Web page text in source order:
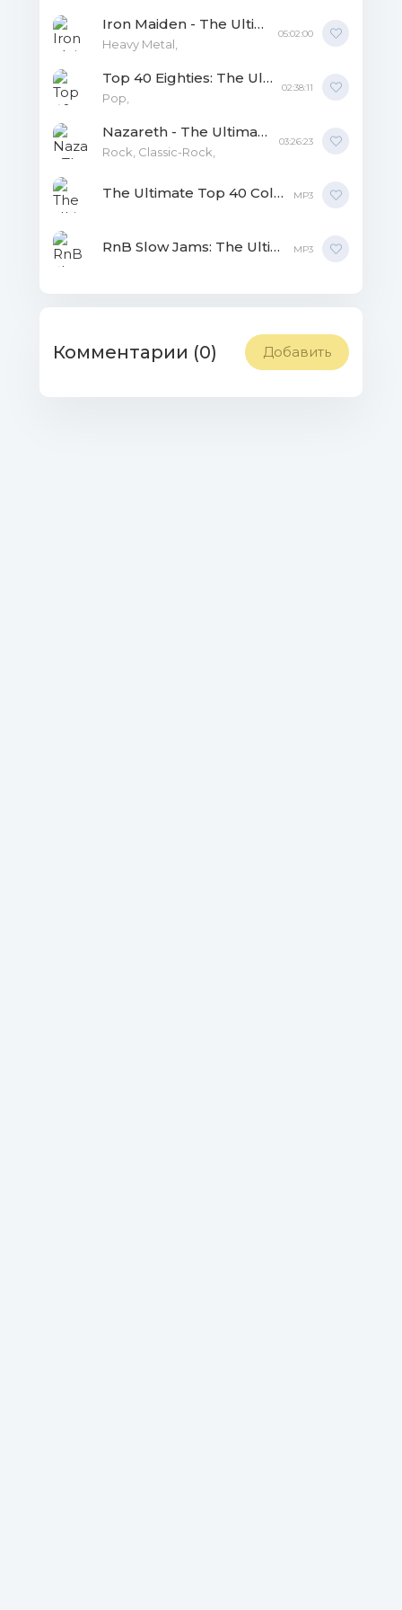
Love.mp3 (7.07 Mb)
Iron Maiden - The Ultimate Collection (Compilation) MP3
Heavy Metal,
05:02:00
Top 40 Eighties: The Ultimate Top 40 Collection [2CD] MP3
Рор,
02:38:11
Nazareth - The Ultimate Collection [3CD] MP3
Rock, Classic-Rock,
03:26:23
The Ultimate Top 40 Collection - 70's, 80's, 90's, 00's [8CD] MP3 MP3
RnB Slow Jams: The Ultimate Collection [5CD] MP3 MP3
Комментарии (0) Добавить